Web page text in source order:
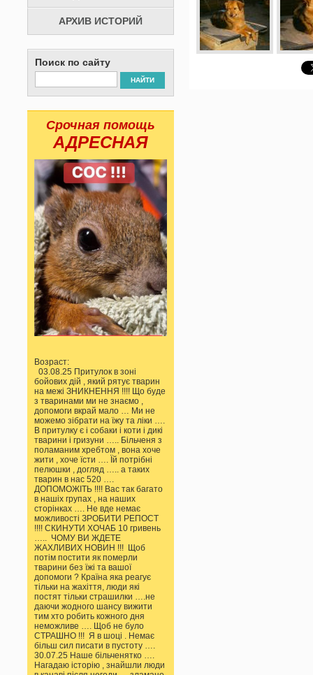
АРХИВ ИСТОРИЙ
Поиск по сайту
НАЙТИ
Срочная помощь
АДРЕСНАЯ
Возраст:
03.08.25 Притулок в зоні
бойових дій , який рятує тварин
на межі ЗНИКНЕННЯ !!!! Що буде
з тваринами ми не знаємо ,
допомоги вкрай мало … Ми не
можемо зібрати на їжу та ліки ….
В притулку є і собаки і коти і дикі
тварини і гризуни ….. Більченя з
поламаним хребтом , вона хоче
жити , хоче їсти …. Їй потрібні
пелюшки , догляд ….. а таких
тварин в нас 520 ….
ДОПОМОЖІТЬ !!!! Вас так багато
в нашіх групах , на наших
сторінках …. Не вде немає
можливості ЗРОБИТИ РЕПОСТ
!!!! СКИНУТИ ХОЧАБ 10 гривень
….. ЧОМУ ВИ ЖДЕТЕ
ЖАХЛИВИХ НОВИН !!! Щоб
потім постити як померли
тварини без їжі та вашої
допомоги ? Країна яка реагує
тільки на жахіття, люди які
постят тільки страшилки ….не
даючи жодного шансу вижити
тим хто робить кожного дня
неможливе …. Щоб не було
СТРАШНО !!! Я в шоці . Немає
більш сил писати в пустоту ….
30.07.25 Наше більченятко ….
Нагадаю історію , знайшли люди